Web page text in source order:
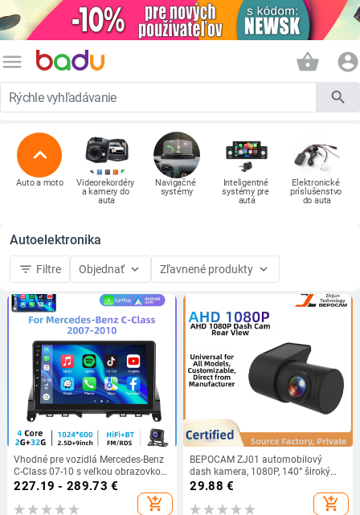
menu shopping_basket account_circle
search
expand_less
Auto a moto
Videorekordéry
a kamery do
auta
Navigačné
systémy
Inteligentné
systémy pre
autá
Elektronické
príslušenstvo
do auta
Autoelektronika
filter_list Filtre Objednať keyboard_arrow_down Zľavnené produkty keyboard_arrow_down
Vhodné pre vozidlá Mercedes-Benz
C-Class 07-10 s veľkou obrazovkou,
navigáciou Carplay pre Android a
cúvaním, zariadením typu všetko v
jednom.
227.19 - 289.73 €
add_shopping_cart
BEPOCAM ZJ01 automobilový
dash kamera, 1080P, 140° široký
uhol, napájanie 5V/2A, ABS šasi,
29.88 €
add_shopping_cart